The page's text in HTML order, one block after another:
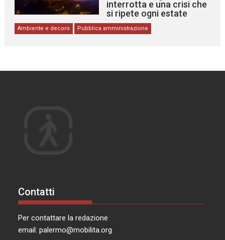
interrotta e una crisi che
si ripete ogni estate
Ambiente e decoro Pubblica amministrazione
Contatti
Per contattare la redazione
email:palermo@mobilita.org